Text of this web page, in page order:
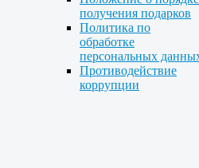
получения подарков
Политика по
обработке
персональных
Противодействие
коррупции